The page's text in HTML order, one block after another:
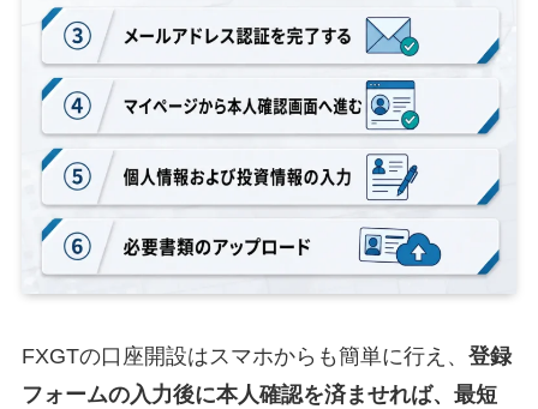
FXGTの口座開設はスマホからも簡単に行え、 登録
フォームの入力後に本人確認を済ませれば、最短